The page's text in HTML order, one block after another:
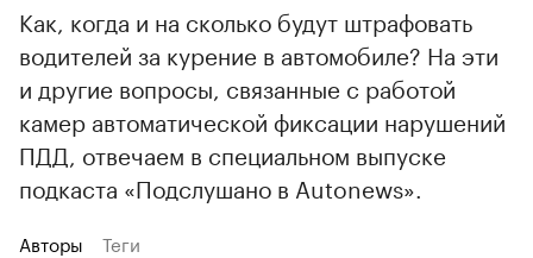
Как, когда и на сколько будут штрафовать
водителей за курение в автомобиле? На эти
и другие вопросы, связанные с работой
камер автоматической фиксации нарушений
ПДД, отвечаем в специальном выпуске
подкаста «Подслушано в Autonews».
Авторы Теги